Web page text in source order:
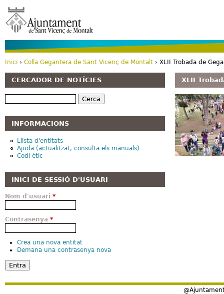
XLII
Esteu aquí
Inici › Colla Gegantera de Sant Vicenç de Montalt › XLII Trobada de
CERCADOR DE NOTÍCIES
Cerca
INFORMACIONS
Llista d'entitats
Ajuda (actualitzat, consulta els manuals)
Codi ètic
INICI DE SESSIÓ D'USUARI
Nom d'usuari *
Contrasenya *
Crea una nova entitat
Demana una contrasenya nova